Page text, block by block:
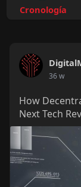
Cronología
36 w
How
Next Tech